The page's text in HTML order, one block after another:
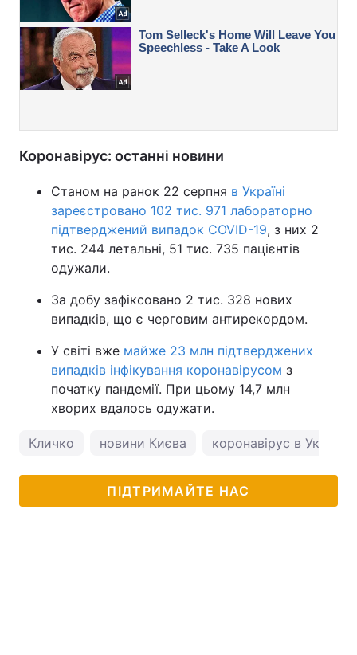
Коронавірус: останні новини
Станом на ранок 22 серпня в Україні
зареєстровано 102 тис. 971 лабораторно
підтверджений випадок COVID-19, з них 2
тис. 244 летальні, 51 тис. 735 пацієнтів
одужали.
За добу зафіксовано 2 тис. 328 нових
випадків, що є черговим антирекордом.
У світі вже майже 23 млн підтверджених
випадків інфікування коронавірусом з
початку пандемії. При цьому 14,7 млн
хворих вдалось одужати.
Кличко новини Києва коронавірус в Україні
ПІДТРИМАЙТЕ НАС